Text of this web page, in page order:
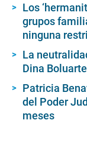
Los
grupos
ninguna
La
Dina
Patricia
del Poder
meses